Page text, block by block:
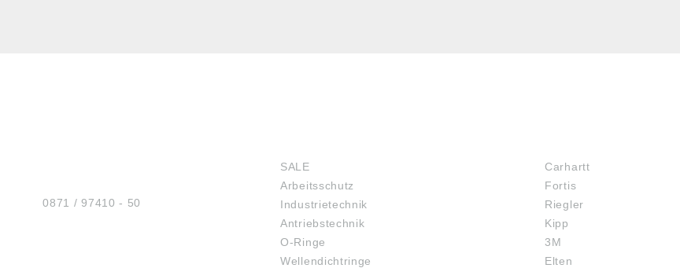
Tel.:0871 / 97410 - 50
SALE
Arbeitsschutz
Industrietechnik
Antriebstechnik
O-Ringe
Wellendichtringe
Carhartt
Fortis
Riegler
Kipp
3M
Elten